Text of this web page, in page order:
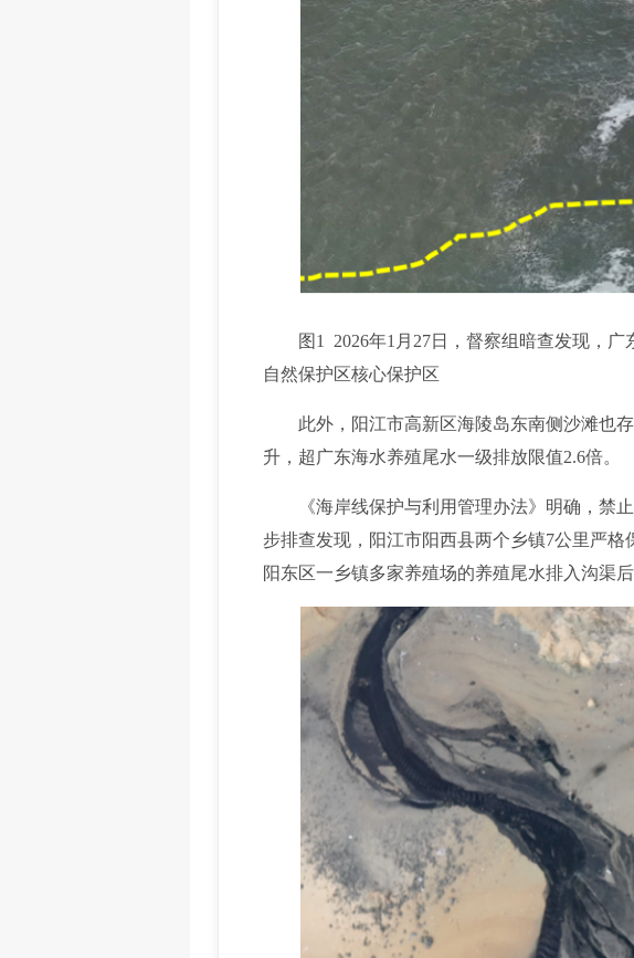
图1 2026年1月27日，督察组暗查发现，
自然保护区核心保护区
此外，阳江市高新区海陵岛东南侧沙滩也存
升，超广东海水养殖尾水一级排放限值2.6倍。
《海岸线保护与利用管理办法》明确，禁止
步排查发现，阳江市阳西县两个乡镇7公里严格
阳东区一乡镇多家养殖场的养殖尾水排入沟渠